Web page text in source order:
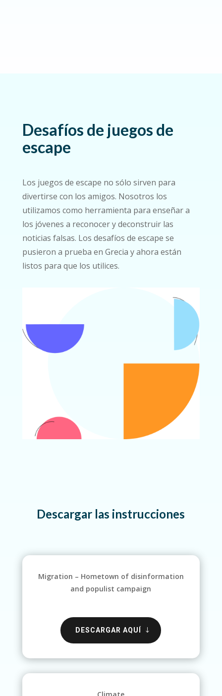
Desafíos de juegos de
escape
Los juegos de escape no sólo sirven para
divertirse con los amigos. Nosotros los
utilizamos como herramienta para enseñar a
los jóvenes a reconocer y deconstruir las
noticias falsas. Los desafíos de escape se
pusieron a prueba en Grecia y ahora están
listos para que los utilices.
Descargar las instrucciones
Migration – Hometown of disinformation
and populist campaign
DESCARGAR AQUÍ